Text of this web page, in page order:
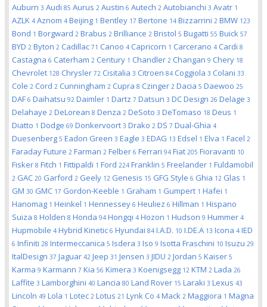
Auburn 3 Audi 85 Aurus 2 Austin 6 Autech 2 Autobianchi 3 Avatr 1
AZLK 4 Aznom 4 Beijing 1 Bentley 17 Bertone 14 Bizzarrini 2 BMW 123
Bond 1 Borgward 2 Brabus 2 Brilliance 2 Bristol 5 Bugatti 55 Buick 57
BYD 2 Byton 2 Cadillac 71 Canoo 4 Capricorn 1 Carcerano 4 Cardi 8
Castagna 6 Caterham 2 Century 1 Chandler 2 Changan 9 Chery 18
Chevrolet 128 Chrysler 72 Cisitalia 3 Citroen 84 Coggiola 3 Colani 33
Cole 2 Cord 2 Cunningham 2 Cupra 8 Czinger 2 Dacia 5 Daewoo 25
DAF 6 Daihatsu 92 Daimler 1 Dartz 7 Datsun 3 DC Design 26 Delage 3
Delahaye 2 DeLorean 8 Denza 2 DeSoto 3 DeTomaso 18 Deus 1
Diatto 1 Dodge 69 Donkervoort 3 Drako 2 DS 7 Dual-Ghia 4
Duesenberg 5 Eadon Green 3 Eagle 3 EDAG 13 Edsel 1 Elva 1 Facel 2
Faraday Future 2 Farman 2 Felber 6 Ferrari 94 Fiat 205 Fioravanti 10
Fisker 8 Fitch 1 Fittipaldi 1 Ford 224 Franklin 5 Freelander 1 Fuldamobil
2 GAC 20 Garford 2 Geely 12 Genesis 15 GFG Style 6 Ghia 12 Glas 1
GM 30 GMC 17 Gordon-Keeble 1 Graham 1 Gumpert 1 Hafei 1
Hanomag 1 Heinkel 1 Hennessey 6 Heuliez 6 Hillman 1 Hispano
Suiza 8 Holden 8 Honda 94 Hongqi 4 Hozon 1 Hudson 9 Hummer 4
Hupmobile 4 Hybrid Kinetic 6 Hyundai 84 I.A.D. 10 I.DE.A 13 Icona 4 IED
6 Infiniti 28 Intermeccanica 5 Isdera 3 Iso 9 Isotta Fraschini 10 Isuzu 29
ItalDesign 37 Jaguar 42 Jeep 31 Jensen 3 JIDU 2 Jordan 5 Kaiser 5
Karma 9 Karmann 7 Kia 56 Kimera 3 Koenigsegg 12 KTM 2 Lada 26
Laffite 3 Lamborghini 40 Lancia 80 Land Rover 15 Laraki 3 Lexus 43
Lincoln 49 Lola 1 Lotec 2 Lotus 21 Lynk Co 4 Mack 2 Maggiora 1 Magna